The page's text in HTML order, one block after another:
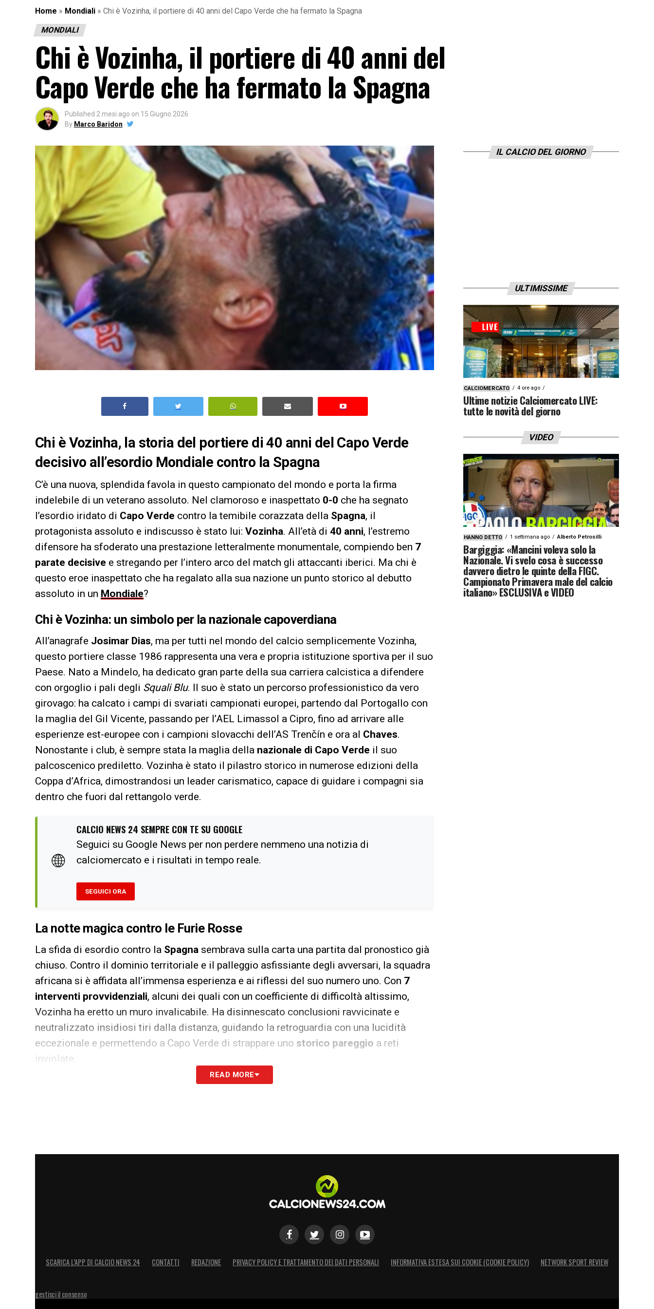
Home » Mondiali » Chi è Vozinha, il portiere di 40 anni del Capo Verde che ha fermato la Spagna
MONDIALI
Chi è Vozinha, il portiere di 40 anni del
Capo Verde che ha fermato la Spagna
Published 2 mesi ago on 15 Giugno 2026
By Marco Baridon
Chi è Vozinha, la storia del portiere di 40 anni del Capo Verde
decisivo all’esordio Mondiale contro la Spagna
C’è una nuova, splendida favola in questo campionato del mondo e porta la firma
indelebile di un veterano assoluto. Nel clamoroso e inaspettato 0-0 che ha segnato
l’esordio iridato di Capo Verde contro la temibile corazzata della Spagna, il
protagonista assoluto e indiscusso è stato lui: Vozinha. All’età di 40 anni, l’estremo
difensore ha sfoderato una prestazione letteralmente monumentale, compiendo ben 7
parate decisive e stregando per l’intero arco del match gli attaccanti iberici. Ma chi è
questo eroe inaspettato che ha regalato alla sua nazione un punto storico al debutto
assoluto in un Mondiale?
Chi è Vozinha: un simbolo per la nazionale capoverdiana
All’anagrafe Josimar Dias, ma per tutti nel mondo del calcio semplicemente Vozinha,
questo portiere classe 1986 rappresenta una vera e propria istituzione sportiva per il suo
Paese. Nato a Mindelo, ha dedicato gran parte della sua carriera calcistica a difendere
con orgoglio i pali degli Squali Blu. Il suo è stato un percorso professionistico da vero
girovago: ha calcato i campi di svariati campionati europei, partendo dal Portogallo con
la maglia del Gil Vicente, passando per l’AEL Limassol a Cipro, fino ad arrivare alle
esperienze est-europee con i campioni slovacchi dell’AS Trenčín e ora al Chaves.
Nonostante i club, è sempre stata la maglia della nazionale di Capo Verde il suo
palcoscenico prediletto. Vozinha è stato il pilastro storico in numerose edizioni della
Coppa d’Africa, dimostrandosi un leader carismatico, capace di guidare i compagni sia
dentro che fuori dal rettangolo verde.
🌐
CALCIO NEWS 24 SEMPRE CON TE SU GOOGLE
Seguici su Google News per non perdere nemmeno una notizia di
calciomercato e i risultati in tempo reale.
SEGUICI ORA
La notte magica contro le Furie Rosse
La sfida di esordio contro la Spagna sembrava sulla carta una partita dal pronostico già
chiuso. Contro il dominio territoriale e il palleggio asfissiante degli avversari, la squadra
africana si è affidata all’immensa esperienza e ai riflessi del suo numero uno. Con 7
interventi provvidenziali, alcuni dei quali con un coefficiente di difficoltà altissimo,
Vozinha ha eretto un muro invalicabile. Ha disinnescato conclusioni ravvicinate e
neutralizzato insidiosi tiri dalla distanza, guidando la retroguardia con una lucidità
eccezionale e permettendo a Capo Verde di strappare uno storico pareggio a reti
inviolate.
Una prestazione destinata alla leggenda
pochissimo quando si è spinti dal puro talento e dall’incommensurabile orgoglio di
READ MORE
IL CALCIO DEL GIORNO
ULTIMISSIME
CALCIOMERCATO 4 ore ago
Ultime notizie Calciomercato LIVE:
tutte le novità del giorno
VIDEO
HANNO DETTO 1 settimana ago Alberto Petrosilli
Bargiggia: «Mancini voleva solo la
Nazionale. Vi svelo cosa è successo
davvero dietro le quinte della FIGC.
Campionato Primavera male del calcio
italiano» ESCLUSIVA e VIDEO
SCARICA L’APP DI CALCIO NEWS 24 CONTATTI REDAZIONE PRIVACY POLICY E TRATTAMENTO DEI DATI PERSONALI INFORMATIVA ESTESA SUI COOKIE (COOKIE POLICY) NETWORK SPORT REVIEW
gestisci il consenso